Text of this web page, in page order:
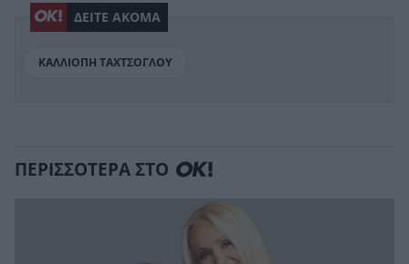
ΔΕΙΤΕ ΑΚΟΜΑ
ΚΑΛΛΙΟΠΗ ΤΑΧΤΣΟΓΛΟΥ
ΠΕΡΙΣΣΟΤΕΡΑ ΣΤΟ